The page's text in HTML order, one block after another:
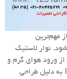
مهم‌ترین
نوار لاستیک
ورود هوای گرم و
کاهش مصرف انرژی دارد. در یخچال‌های Electrolux به دلیل طراحی